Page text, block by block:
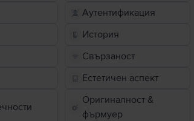
Аутентификация
История
Свързаност
Естетичен аспект
Оригиналност &
фърмуер